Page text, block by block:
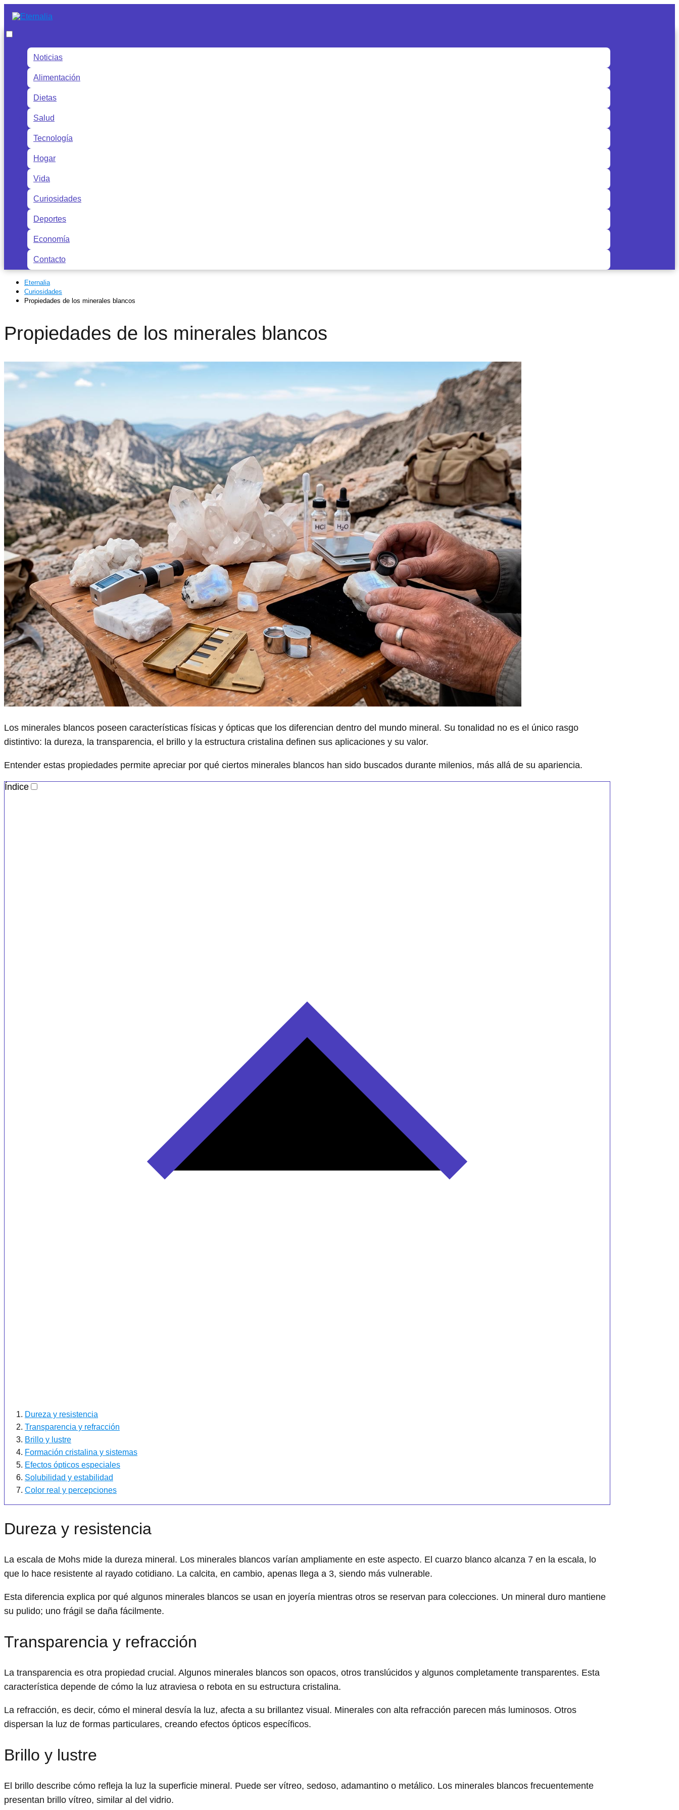
Noticias
Alimentación
Dietas
Salud
Tecnología
Hogar
Vida
Curiosidades
Deportes
Economía
Contacto
Eternalia
Curiosidades
Propiedades de los minerales blancos
Propiedades de los minerales blancos
Los minerales blancos poseen características físicas y ópticas que los diferencian dentro del mundo mineral. Su tonalidad no es el único rasgo
distintivo: la dureza, la transparencia, el brillo y la estructura cristalina definen sus aplicaciones y su valor.
Entender estas propiedades permite apreciar por qué ciertos minerales blancos han sido buscados durante milenios, más allá de su apariencia.
Índice
Dureza y resistencia
Transparencia y refracción
Brillo y lustre
Formación cristalina y sistemas
Efectos ópticos especiales
Solubilidad y estabilidad
Color real y percepciones
Dureza y resistencia
La escala de Mohs mide la dureza mineral. Los minerales blancos varían ampliamente en este aspecto. El cuarzo blanco alcanza 7 en la escala, lo
que lo hace resistente al rayado cotidiano. La calcita, en cambio, apenas llega a 3, siendo más vulnerable.
Esta diferencia explica por qué algunos minerales blancos se usan en joyería mientras otros se reservan para colecciones. Un mineral duro mantiene
su pulido; uno frágil se daña fácilmente.
Transparencia y refracción
La transparencia es otra propiedad crucial. Algunos minerales blancos son opacos, otros translúcidos y algunos completamente transparentes. Esta
característica depende de cómo la luz atraviesa o rebota en su estructura cristalina.
La refracción, es decir, cómo el mineral desvía la luz, afecta a su brillantez visual. Minerales con alta refracción parecen más luminosos. Otros
dispersan la luz de formas particulares, creando efectos ópticos específicos.
Brillo y lustre
El brillo describe cómo refleja la luz la superficie mineral. Puede ser vítreo, sedoso, adamantino o metálico. Los minerales blancos frecuentemente
presentan brillo vítreo, similar al del vidrio.